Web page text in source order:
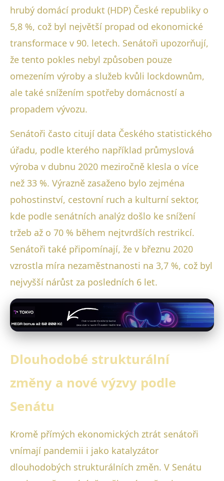
hrubý domácí produkt (HDP) České republiky o
5,8 %, což byl největší propad od ekonomické
transformace v 90. letech. Senátoři upozorňují,
že tento pokles nebyl způsoben pouze
omezením výroby a služeb kvůli lockdownům,
ale také snížením spotřeby domácností a
propadem vývozu.
Senátoři často citují data Českého statistického
úřadu, podle kterého například průmyslová
výroba v dubnu 2020 meziročně klesla o více
než 33 %. Výrazně zasaženo bylo zejména
pohostinství, cestovní ruch a kulturní sektor,
kde podle senátních analýz došlo ke snížení
tržeb až o 70 % během nejtvrdších restrikcí.
Senátoři také připomínají, že v březnu 2020
vzrostla míra nezaměstnanosti na 3,7 %, což byl
nejvyšší nárůst za posledních 6 let.
Dlouhodobé strukturální
změny a nové výzvy podle
Senátu
Kromě přímých ekonomických ztrát senátoři
vnímají pandemii i jako katalyzátor
dlouhodobých strukturálních změn. V Senátu